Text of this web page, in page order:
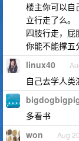
楼主你可以自
立行走了么。
四肢行走，屁
你能不能撑五
linux40
自己去学人类
多看书
won Aug